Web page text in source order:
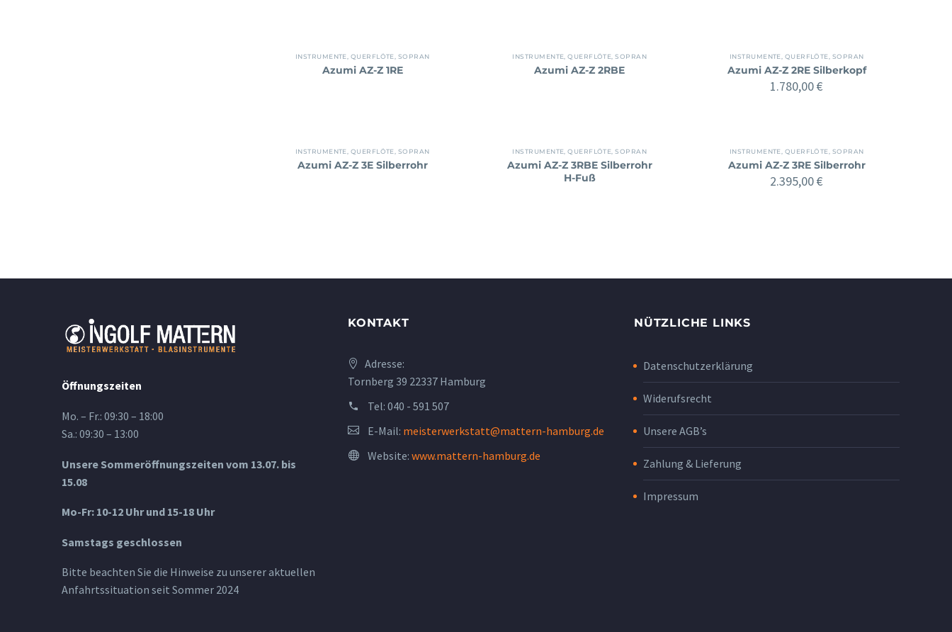
INSTRUMENTE QUERFLÖTE SOPRAN
Azumi AZ-Z 1RE
INSTRUMENTE ,QUERFLÖTE ,SOPRAN
Azumi AZ-Z 2RBE
INSTRUMENTE QUERFLÖTE SOPRAN
Azumi AZ-Z 2RE Silberkopf
1.780,00€
INSTRUMENTE QUERFLÖTE SOPRAN
Azumi AZ-Z 3E Silberrohr
INSTRUMENTE ,QUERFLÖTE ,SOPRAN
Azumi AZ-Z 3RBE Silberrohr
H-Fuß
INSTRUMENTE QUERFLÖTE SOPRAN
Azumi AZ-Z 3RE Silberrohr
2.395,00€
Öffnungszeiten
Mo. – Fr.: 09:30 – 18:00
Sa.: 09:30 – 13:00
Unsere Sommeröffnungszeiten vom 13.07. bis
15.08
Mo-Fr: 10-12 Uhr und 15-18 Uhr
Samstags geschlossen
Bitte beachten Sie die Hinweise zu unserer aktuellen
Anfahrtssituation seit Sommer 2024
KONTAKT
Adresse:
Tornberg 39 22337 Hamburg
Tel: 040 - 591 507
E-Mail: meisterwerkstatt@mattern-hamburg.de
Website: www.mattern-hamburg.de
NÜTZLICHE LINKS
Datenschutzerklärung
Widerufsrecht
Unsere AGB’s
Zahlung & Lieferung
Impressum